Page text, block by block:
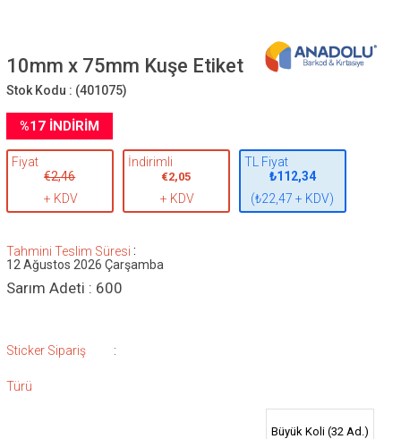
10mm x 75mm Kuşe Etiket
Stok Kodu : (401075)
%17İNDIRIM
Fiyat
€2,46
+ KDV
İndirimli
€2,05
+ KDV
TL Fiyat
₺112,34
(₺22,47 + KDV)
Tahmini Teslim Süresi :
12 Ağustos 2026 Çarşamba
Sarım Adeti : 600
Sticker Sipariş
Türü
:
Büyük Koli (32 Ad.)